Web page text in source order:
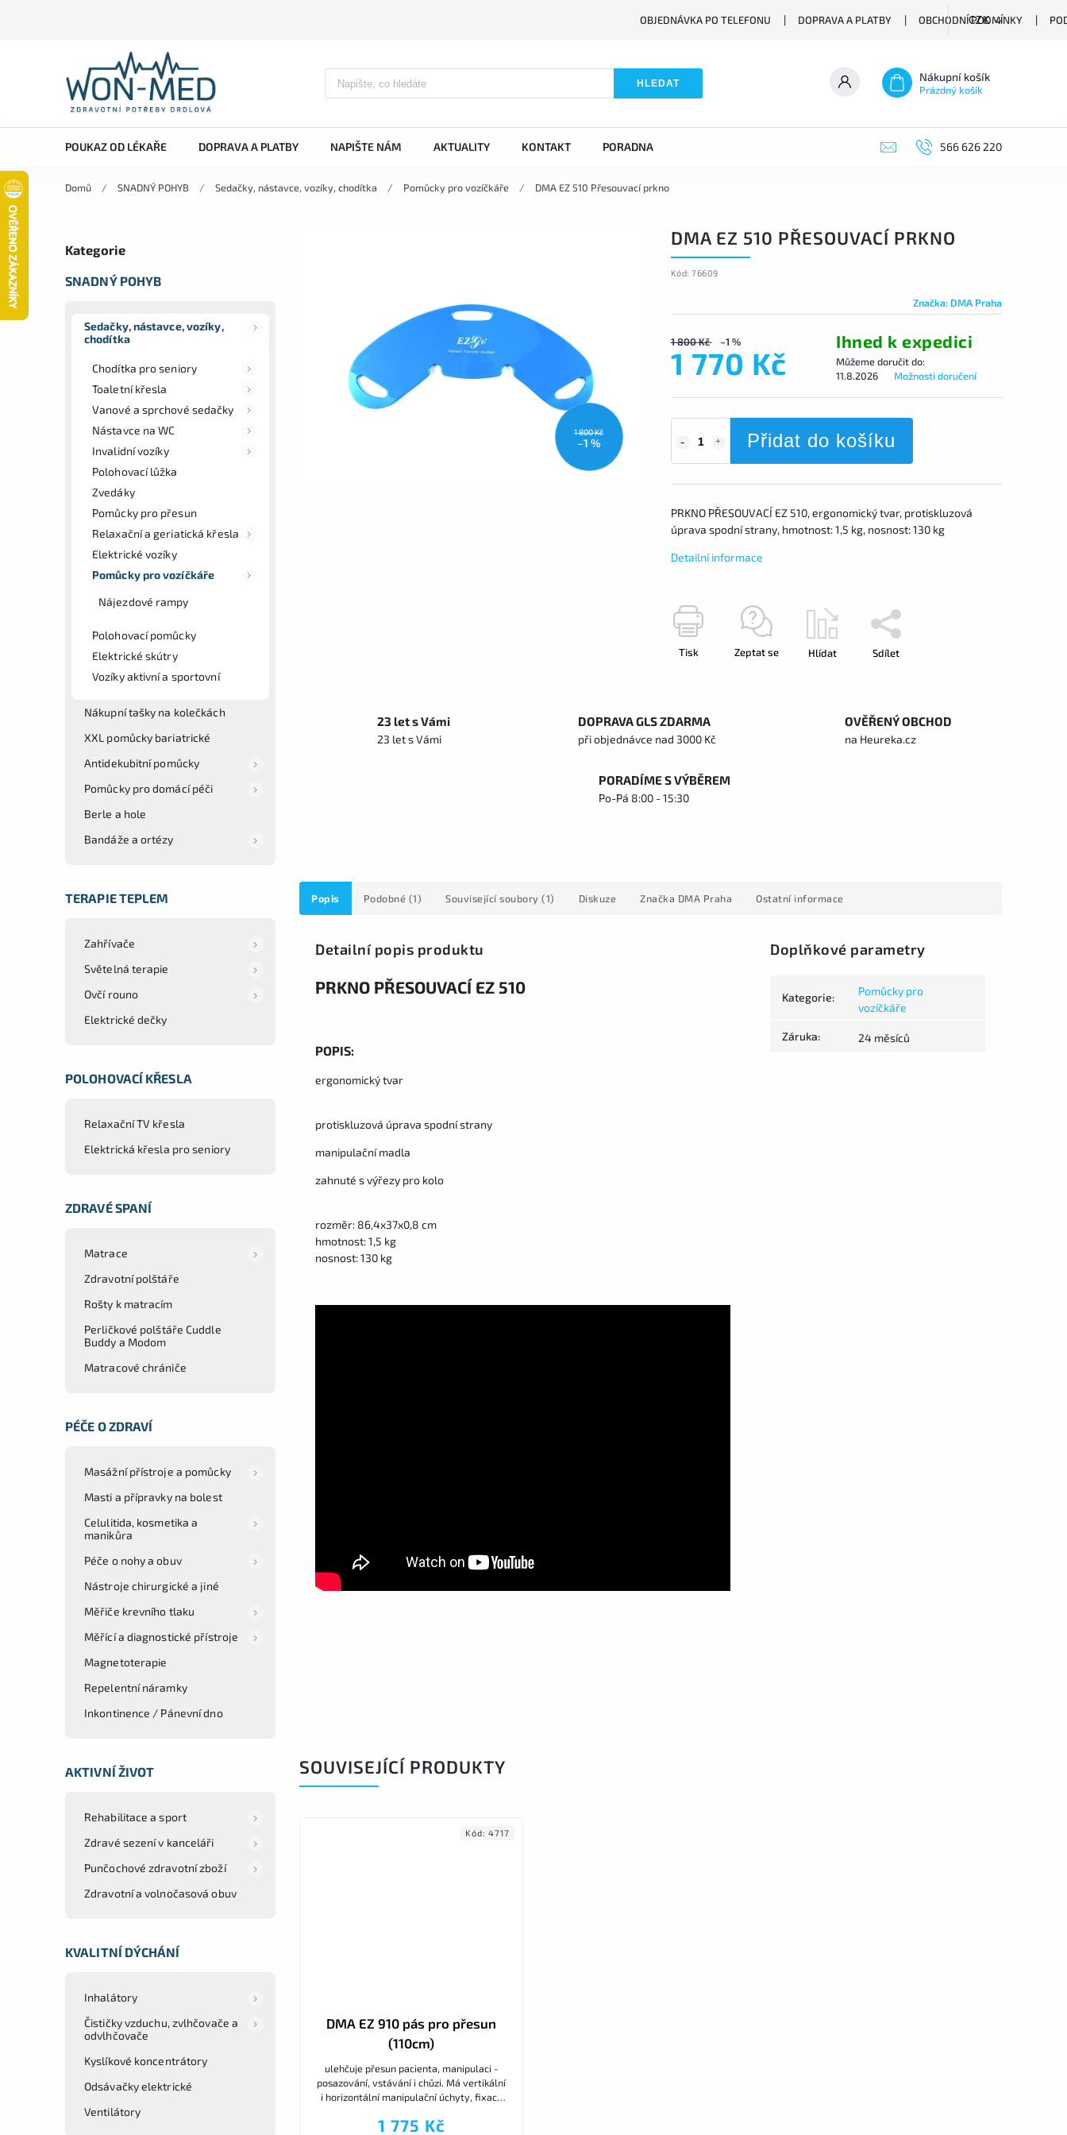
OBJEDNÁVKA PO TELEFONU DOPRAVA A PLATBY OBCHODNÍ PODMÍNKY
CZK
HLEDAT Nákupní košík
Prázdný košík
POUKAZ OD LÉKAŘE DOPRAVA A PLATBY NAPIŠTE NÁM AKTUALITY KONTAKT PORADNA 566 626 220
Domů / SNADNÝ POHYB / Sedačky, nástavce, vozíky, chodítka / Pomůcky pro vozíčkáře / DMA EZ 510 Přesouvací prkno
Kategorie
SNADNÝ POHYB
Sedačky, nástavce, vozíky,
chodítka
Chodítka pro seniory
Toaletní křesla
Vanové a sprchové sedačky
Nástavce na WC
Invalidní vozíky
Polohovací lůžka
Zvedáky
Pomůcky pro přesun
Relaxační a geriatická křesla
Elektrické vozíky
Pomůcky pro vozíčkáře
Nájezdové rampy
Polohovací pomůcky
Elektrické skútry
Vozíky aktivní a sportovní
Nákupní tašky na kolečkách
XXL pomůcky bariatrické
Antidekubitní pomůcky
Pomůcky pro domácí péči
Berle a hole
Bandáže a ortézy
TERAPIE TEPLEM
Zahřívače
Světelná terapie
Ovčí rouno
Elektrické dečky
POLOHOVACÍ KŘESLA
Relaxační TV křesla
Elektrická křesla pro seniory
ZDRAVÉ SPANÍ
Matrace
Zdravotní polštáře
Rošty k matracím
Perličkové polštáře Cuddle
Buddy a Modom
Matracové chrániče
PÉČE O ZDRAVÍ
Masážní přístroje a pomůcky
Masti a přípravky na bolest
Celulitida, kosmetika a
manikůra
Péče o nohy a obuv
Nástroje chirurgické a jiné
Měřiče krevního tlaku
Měřící a diagnostické přístroje
Magnetoterapie
Repelentní náramky
Inkontinence / Pánevní dno
AKTIVNÍ ŽIVOT
Rehabilitace a sport
Zdravé sezení v kanceláři
Punčochové zdravotní zboží
Zdravotní a volnočasová obuv
KVALITNÍ DÝCHÁNÍ
Inhalátory
Čističky vzduchu, zvlhčovače a
odvlhčovače
Kyslíkové koncentrátory
Odsávačky elektrické
Ventilátory
1 800 Kč
–1 %
DMA EZ 510 PŘESOUVACÍ PRKNO
Kód: 76609
Značka: DMA Praha
1 800 Kč –1 %
1 770 Kč
Ihned k expedici
Můžeme doručit do:
11.8.2026
Možnosti doručení
Přidat do košíku
PRKNO PŘESOUVACÍ EZ 510, ergonomický tvar, protiskluzová
úprava spodní strany, hmotnost: 1,5 kg, nosnost: 130 kg
Detailní informace
Tisk Zeptat se Hlídat Sdílet
23 let s Vámi
23 let s Vámi
DOPRAVA GLS ZDARMA
při objednávce nad 3000 Kč
OVĚŘENÝ OBCHOD
na Heureka.cz
PORADÍME S VÝBĚREM
Po-Pá 8:00 - 15:30
Popis Podobné (1) Související soubory (1) Diskuze Značka DMA Praha Ostatní informace
Detailní popis produktu
PRKNO PŘESOUVACÍ EZ 510
POPIS:
ergonomický tvar
protiskluzová úprava spodní strany
manipulační madla
zahnuté s výřezy pro kolo
rozměr: 86,4x37x0,8 cm
hmotnost: 1,5 kg
nosnost: 130 kg
Doplňkové parametry
Kategorie:
Pomůcky pro
vozíčkáře
Záruka: 24 měsíců
SOUVISEJÍCÍ PRODUKTY
DMA EZ 910 pás pro přesun
(110cm)
1 775 Kč
ulehčuje přesun pacienta, manipulaci -
posazování, vstávání i chůzi. Má vertikální
i horizontální manipulační úchyty, fixace
Nosnost 150kg.
Kód: 4717